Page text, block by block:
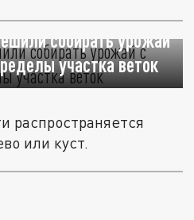
собирать урожай
участка веток
распространяется
или куст.